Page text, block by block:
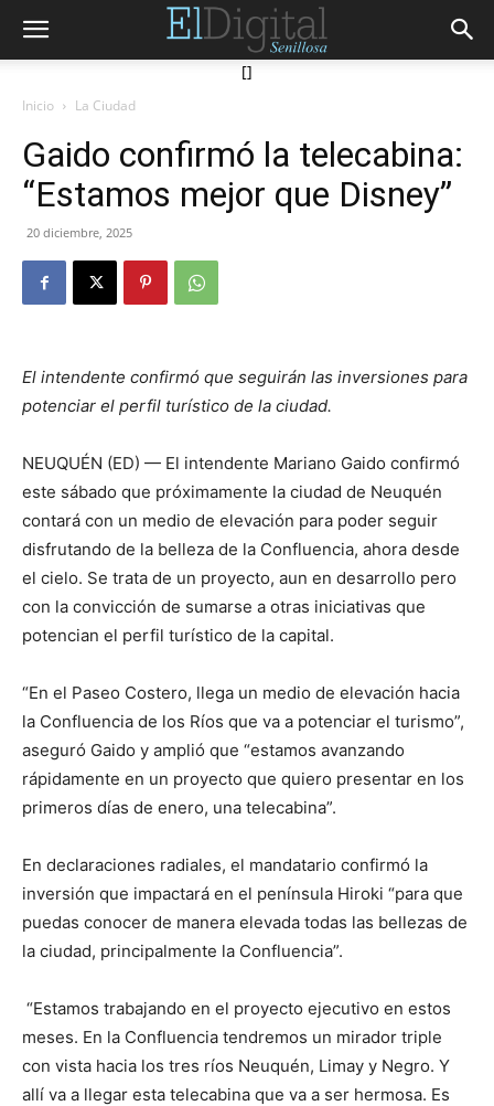
[]
Inicio La Ciudad
Gaido confirmó la telecabina:
“Estamos mejor que Disney”
20 diciembre, 2025
El intendente confirmó que seguirán las inversiones para
potenciar el perfil turístico de la ciudad.
NEUQUÉN (ED) — El intendente Mariano Gaido confirmó
este sábado que próximamente la ciudad de Neuquén
contará con un medio de elevación para poder seguir
disfrutando de la belleza de la Confluencia, ahora desde
el cielo. Se trata de un proyecto, aun en desarrollo pero
con la convicción de sumarse a otras iniciativas que
potencian el perfil turístico de la capital.
“En el Paseo Costero, llega un medio de elevación hacia
la Confluencia de los Ríos que va a potenciar el turismo”,
aseguró Gaido y amplió que “estamos avanzando
rápidamente en un proyecto que quiero presentar en los
primeros días de enero, una telecabina”.
En declaraciones radiales, el mandatario confirmó la
inversión que impactará en el península Hiroki “para que
puedas conocer de manera elevada todas las bellezas de
la ciudad, principalmente la Confluencia”.
“Estamos trabajando en el proyecto ejecutivo en estos
meses. En la Confluencia tendremos un mirador triple
con vista hacia los tres ríos Neuquén, Limay y Negro. Y
allí va a llegar esta telecabina que va a ser hermosa. Es